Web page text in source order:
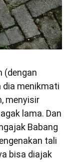
(dengan
dia menikmati
menyisir
lama. Dan
Babang
tali
bisa diajak